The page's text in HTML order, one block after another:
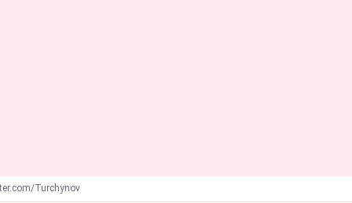
Turchynov